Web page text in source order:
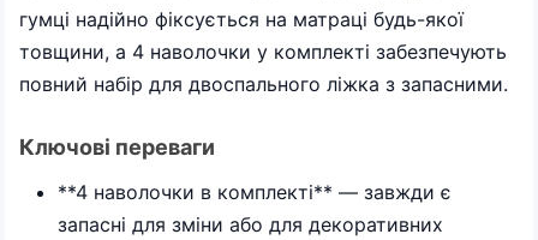
гумці надійно фіксується на матраці будь-якої
товщини, а 4 наволочки у комплекті забезпечують
повний набір для двоспального ліжка з запасними.
Ключові переваги
**4 наволочки в комплекті** — завжди є
запасні для зміни або для декоративних